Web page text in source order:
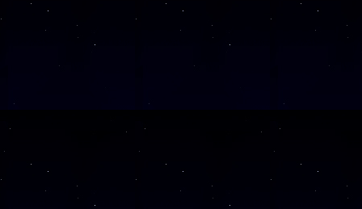
Wochentag
SAMSTAG
SAMSTAG